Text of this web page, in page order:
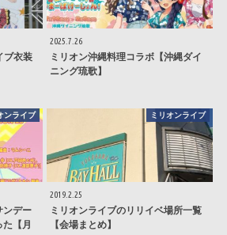
ブ衣装
2025.7.26
ミリオン沖縄料理コラボ【沖縄ダイ
ニング琉歌】
ンライブ
ンデー
【月
ミリオンライブ
2019.2.25
ミリオンライブのリリイベ場所一覧
【会場まとめ】